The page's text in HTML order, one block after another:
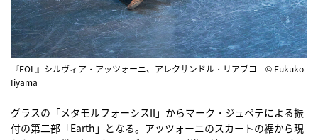
『EOL』シルヴィア・アッツォーニ、アレクサンドル・リアブコ © Fukuko
Iiyama
グラスの「メタモルフォーシスII」からマーク・ジュペテによる振
付の第二部「Earth」となる。アッツォーニのスカートの裾から現